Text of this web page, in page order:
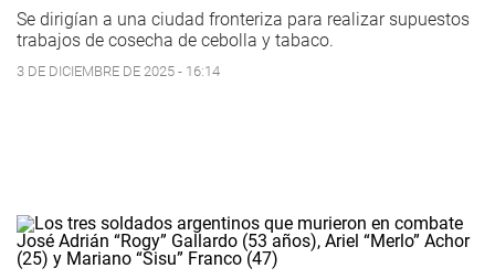
Se dirigían a una ciudad fronteriza para realizar supuestos
trabajos de cosecha de cebolla y tabaco.
3 DE DICIEMBRE DE 2025 - 16:14